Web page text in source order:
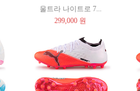
울트라 나이트로 7...
299,000 원